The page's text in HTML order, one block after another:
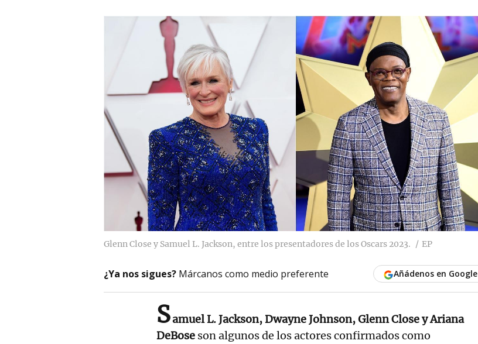
Glenn Close y Samuel L. Jackson, entre los presentadores de los Oscars 2023. EP
¿Ya nos sigues? Márcanos como medio preferente Añádenos en Google
Samuel L. Jackson, Dwayne Johnson, Glenn Close y Ariana
DeBose son algunos de los actores confirmados como